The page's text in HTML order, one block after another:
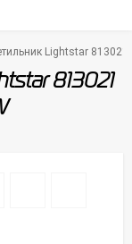
Lightstar
813021